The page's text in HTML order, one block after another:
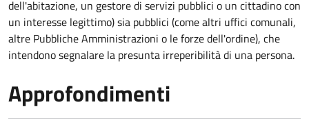
dell'abitazione, un gestore di servizi pubblici o un cittadino con
un interesse legittimo) sia pubblici (come altri uffici comunali,
altre Pubbliche Amministrazioni o le forze dell'ordine), che
intendono segnalare la presunta irreperibilità di una persona.
Approfondimenti